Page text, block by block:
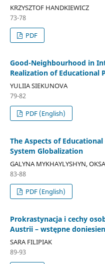
KRZYSZTOF HANDKIEWICZ
73-78
PDF
Good-Neighbourhood in
Realization of Educational
YULIIA SIEKUNOVA
79-82
PDF (English)
The Aspects of
System Globalization
GALYNA MYKHAYLYSHYN,
83-88
PDF (English)
Prokrastynacja i cechy
Austrii – wstępne
SARA FILIPIAK
89-93